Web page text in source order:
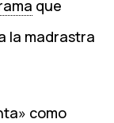
que
la madrastra
como